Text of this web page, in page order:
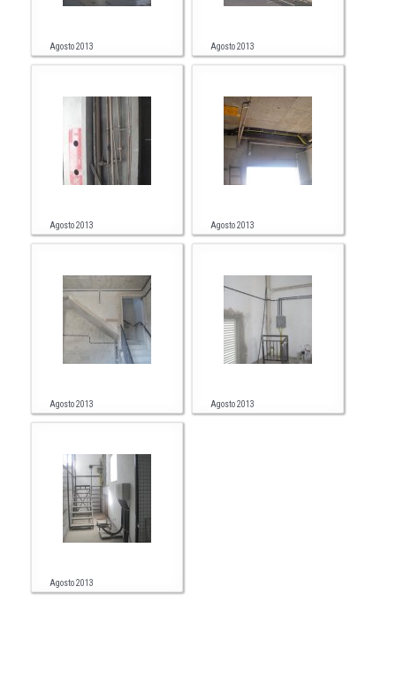
Agosto 2013 Agosto 2013
Agosto 2013 Agosto 2013
Agosto 2013 Agosto 2013
Agosto 2013